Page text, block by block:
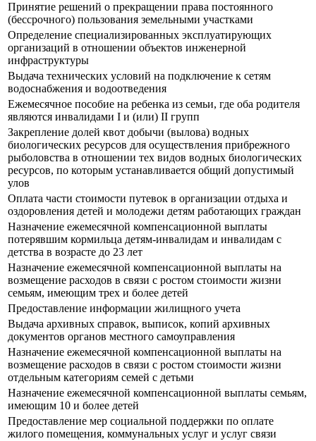
Принятие решений о прекращении права постоянного
(бессрочного) пользования земельными участками
Определение специализированных эксплуатирующих
организаций в отношении объектов инженерной
инфраструктуры
Выдача технических условий на подключение к сетям
водоснабжения и водоотведения
Ежемесячное пособие на ребенка из семьи, где оба родителя
являются инвалидами I и (или) II групп
Закрепление долей квот добычи (вылова) водных
биологических ресурсов для осуществления прибрежного
рыболовства в отношении тех видов водных биологических
ресурсов, по которым устанавливается общий допустимый
улов
Оплата части стоимости путевок в организации отдыха и
оздоровления детей и молодежи детям работающих граждан
Назначение ежемесячной компенсационной выплаты
потерявшим кормильца детям-инвалидам и инвалидам с
детства в возрасте до 23 лет
Назначение ежемесячной компенсационной выплаты на
возмещение расходов в связи с ростом стоимости жизни
семьям, имеющим трех и более детей
Предоставление информации жилищного учета
Выдача архивных справок, выписок, копий архивных
документов органов местного самоуправления
Назначение ежемесячной компенсационной выплаты на
возмещение расходов в связи с ростом стоимости жизни
отдельным категориям семей с детьми
Назначение ежемесячной компенсационной выплаты семьям,
имеющим 10 и более детей
Предоставление мер социальной поддержки по оплате
жилого помещения, коммунальных услуг и услуг связи